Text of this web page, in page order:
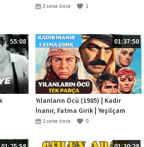
3 sene önce 1
55:08 01:37:50
Yılanların Öcü (1985) | Kadir
İnanır, Fatma Girik | Yeşilçam
Filmleri
2 sene önce 0